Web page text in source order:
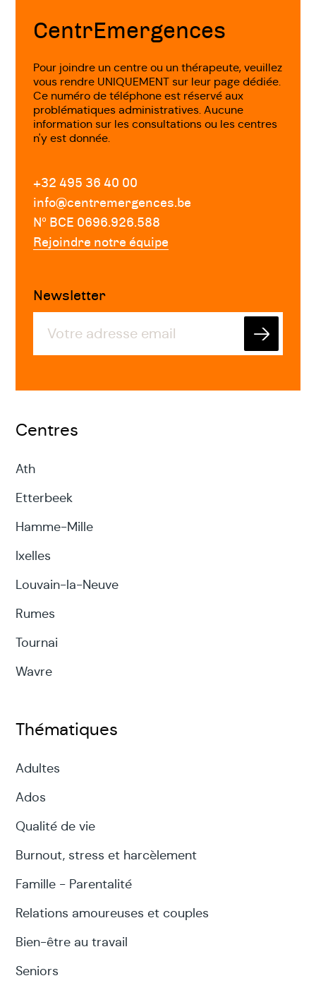
CentrEmergences
Pour joindre un centre ou un thérapeute, veuillez
vous rendre UNIQUEMENT sur leur page dédiée.
Ce numéro de téléphone est réservé aux
problématiques administratives. Aucune
information sur les consultations ou les centres
n'y est donnée.
+32 495 36 40 00
info@centremergences.be
Nº BCE 0696.926.588
Rejoindre notre équipe
Newsletter
Centres
Ath
Etterbeek
Hamme-Mille
Ixelles
Louvain-la-Neuve
Rumes
Tournai
Wavre
Thématiques
Adultes
Ados
Qualité de vie
Burnout, stress et harcèlement
Famille - Parentalité
Relations amoureuses et couples
Bien-être au travail
Seniors